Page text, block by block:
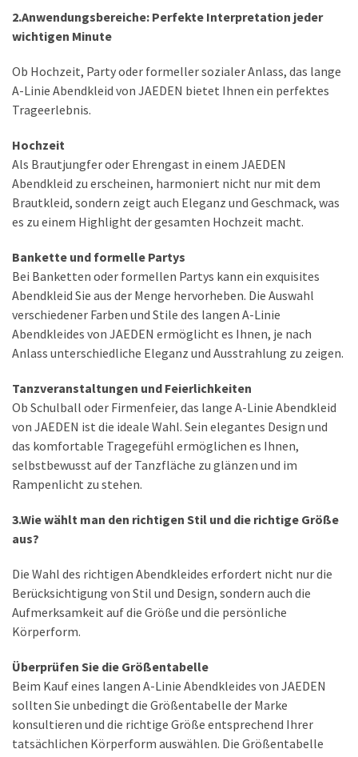
2.Anwendungsbereiche: Perfekte Interpretation jeder
wichtigen Minute
Ob Hochzeit, Party oder formeller sozialer Anlass, das lange
A-Linie Abendkleid von JAEDEN bietet Ihnen ein perfektes
Trageerlebnis.
Hochzeit
Als Brautjungfer oder Ehrengast in einem JAEDEN
Abendkleid zu erscheinen, harmoniert nicht nur mit dem
Brautkleid, sondern zeigt auch Eleganz und Geschmack, was
es zu einem Highlight der gesamten Hochzeit macht.
Bankette und formelle Partys
Bei Banketten oder formellen Partys kann ein exquisites
Abendkleid Sie aus der Menge hervorheben. Die Auswahl
verschiedener Farben und Stile des langen A-Linie
Abendkleides von JAEDEN ermöglicht es Ihnen, je nach
Anlass unterschiedliche Eleganz und Ausstrahlung zu zeigen.
Tanzveranstaltungen und Feierlichkeiten
Ob Schulball oder Firmenfeier, das lange A-Linie Abendkleid
von JAEDEN ist die ideale Wahl. Sein elegantes Design und
das komfortable Tragegefühl ermöglichen es Ihnen,
selbstbewusst auf der Tanzfläche zu glänzen und im
Rampenlicht zu stehen.
3.Wie wählt man den richtigen Stil und die richtige Größe
aus?
Die Wahl des richtigen Abendkleides erfordert nicht nur die
Berücksichtigung von Stil und Design, sondern auch die
Aufmerksamkeit auf die Größe und die persönliche
Körperform.
Überprüfen Sie die Größentabelle
Beim Kauf eines langen A-Linie Abendkleides von JAEDEN
sollten Sie unbedingt die Größentabelle der Marke
konsultieren und die richtige Größe entsprechend Ihrer
tatsächlichen Körperform auswählen. Die Größentabelle